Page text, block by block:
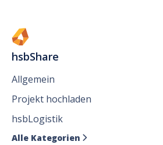
hsbShare
Allgemein
Projekt hochladen
hsbLogistik
Alle Kategorien 